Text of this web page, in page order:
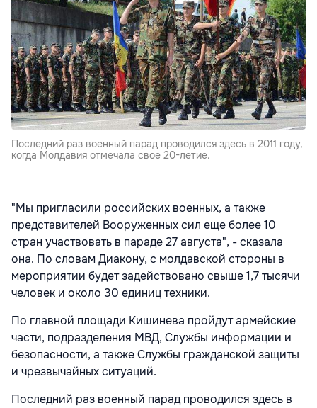
Последний раз военный парад проводился здесь в 2011 году,
когда Молдавия отмечала свое 20-летие.
"Мы пригласили российских военных, а также
представителей Вооруженных сил еще более 10
стран участвовать в параде 27 августа", - сказала
она. По словам Диакону, с молдавской стороны в
мероприятии будет задействовано свыше 1,7 тысячи
человек и около 30 единиц техники.
По главной площади Кишинева пройдут армейские
части, подразделения МВД, Службы информации и
безопасности, а также Службы гражданской защиты
и чрезвычайных ситуаций.
Последний раз военный парад проводился здесь в